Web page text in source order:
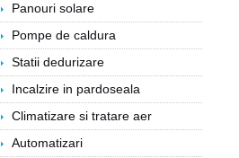
Panouri solare
Pompe de caldura
Statii dedurizare
Incalzire in pardoseala
Climatizare si tratare aer
Automatizari